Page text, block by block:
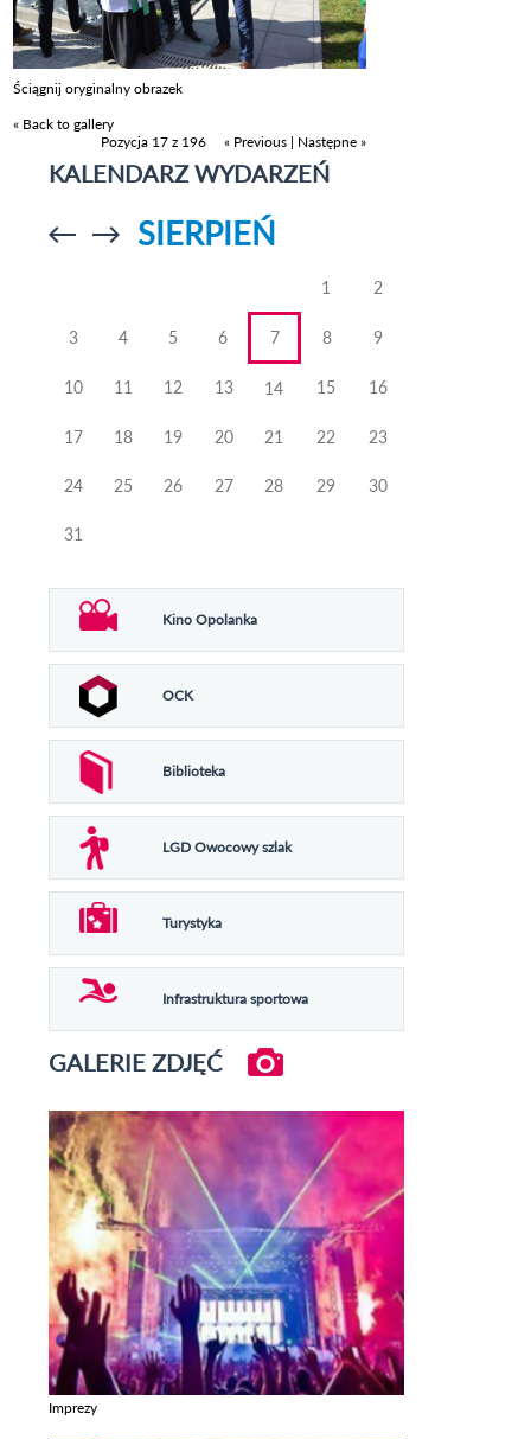
Ściągnij oryginalny obrazek
« Back to gallery
Pozycja 17 z 196
« Previous | Następne »
KALENDARZ WYDARZEŃ
Przejdź doPrzejdź do
SIERPIEŃ
1 2
3 4 5 6 7 8 9
10 11 12 13 14 15 16
17 18 19 20 21 22 23
24 25 26 27 28 29 30
31
Kino Opolanka
OCK
Biblioteka
LGD Owocowy szlak
Turystyka
Infrastruktura sportowa
GALERIE ZDJĘĆ
Imprezy